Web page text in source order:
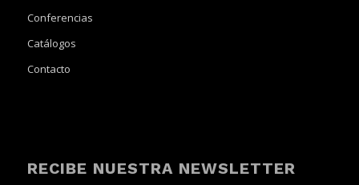
Conferencias
Catálogos
Contacto
RECIBE NUESTRA NEWSLETTER